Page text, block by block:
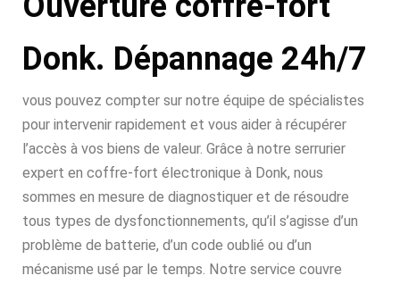
Donk. Dépannage 24h/7
vous pouvez compter sur notre équipe de spécialistes
pour intervenir rapidement et vous aider à récupérer
l’accès à vos biens de valeur. Grâce à notre serrurier
expert en coffre-fort électronique à Donk, nous
sommes en mesure de diagnostiquer et de résoudre
tous types de dysfonctionnements, qu’il s’agisse d’un
problème de batterie, d’un code oublié ou d’un
mécanisme usé par le temps. Notre service couvre